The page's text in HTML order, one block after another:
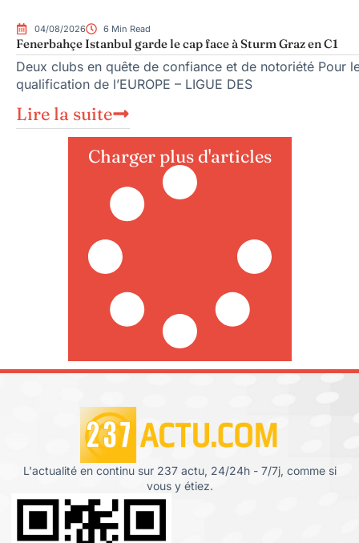
04/08/2026 6 Min Read
Fenerbahçe Istanbul garde le cap face à Sturm Graz en C1
Deux clubs en quête de confiance et de notoriété Pour
qualification de l’EUROPE – LIGUE DES
Lire la suite
Charger plus d'articles
L'actualité en continu sur 237 actu, 24/24h - 7/7j, comme si
vous y étiez.